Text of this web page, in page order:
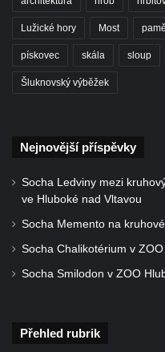
Lužické hory Most
pískovec skála sloup
Šluknovský výběžek
Nejnovější příspěvky
Socha Ledviny mezi
ve Hluboké nad Vltavou
Socha Memento na
Socha Chalikotérium v
Socha Smilodon v ZOO
Přehled rubrik